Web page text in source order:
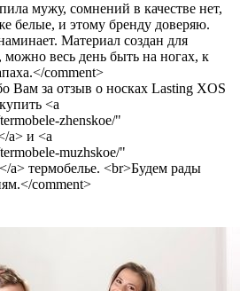
мужу, сомнений в качестве нет,
белые, и этому бренду доверяю.
Материал создан для
можно весь день быть на ногах, к
comment>
Вам за отзыв о носках Lasting XOS
<a
zhenskoe/"
a> и <a
muzhskoe/"
a> термобелье. <br>Будем рады
comment>